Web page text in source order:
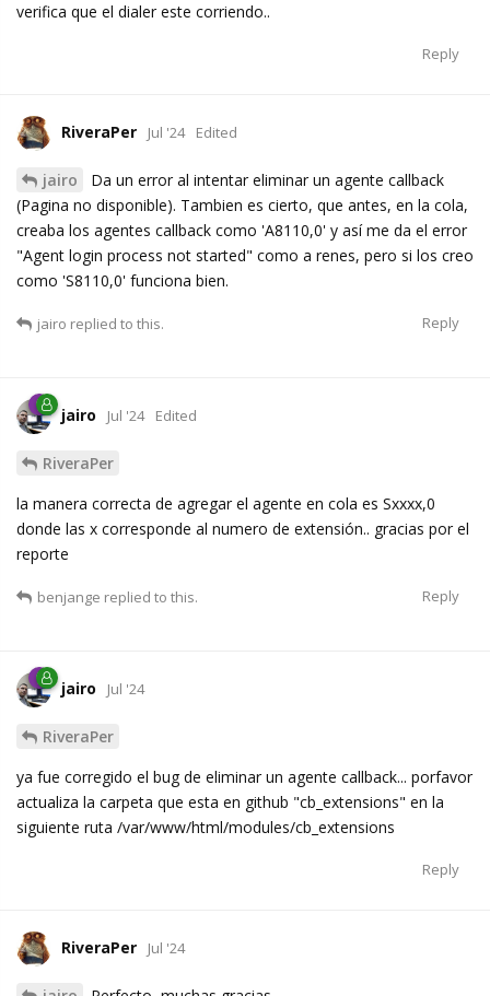
verifica que el dialer este corriendo..
Reply
RiveraPer Jul '24 Edited
jairo
Da un error al intentar eliminar un agente callback
(Pagina no disponible). Tambien es cierto, que antes, en la cola,
creaba los agentes callback como 'A8110,0' y así me da el error
"Agent login process not started" como a renes, pero si los creo
como 'S8110,0' funciona bien.
Reply
jairo replied to this.
jairo Jul '24 Edited
RiveraPer
la manera correcta de agregar el agente en cola es Sxxxx,0
donde las x corresponde al numero de extensión.. gracias por el
reporte
Reply
benjange replied to this.
jairo Jul '24
RiveraPer
ya fue corregido el bug de eliminar un agente callback... porfavor
actualiza la carpeta que esta en github "cb_extensions" en la
siguiente ruta /var/www/html/modules/cb_extensions
Reply
RiveraPer Jul '24